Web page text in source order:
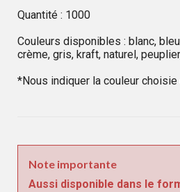
Quantité : 1000
Couleurs disponibles : blanc,
crème, gris, kraft, naturel,
*Nous indiquer la couleur
Note importante
Aussi disponible dans le